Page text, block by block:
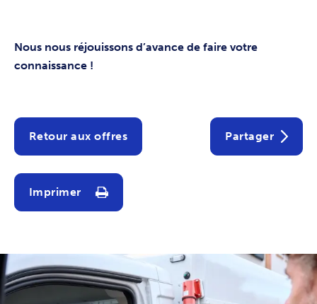
Nous nous réjouissons d’avance de faire votre
connaissance !
Retour aux offres Partager
Imprimer